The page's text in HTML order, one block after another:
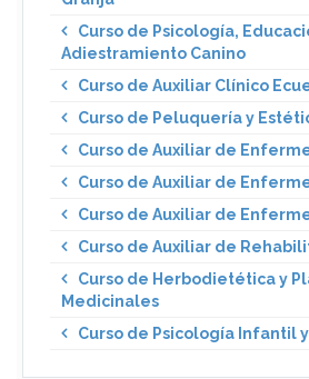
Curso de Psicología,
Adiestramiento Canino
Curso de Auxiliar Clínico
Curso de Peluquería y
Curso de Auxiliar de
Curso de Auxiliar de
Curso de Auxiliar de
Curso de Auxiliar de
Curso de Herbodietética y
Medicinales
Curso de Psicología Infantil